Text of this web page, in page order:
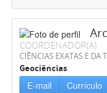
COORDENADOR(A)
CIÊNCIAS EXATAS E DA
Geociências
E-mail Currículo